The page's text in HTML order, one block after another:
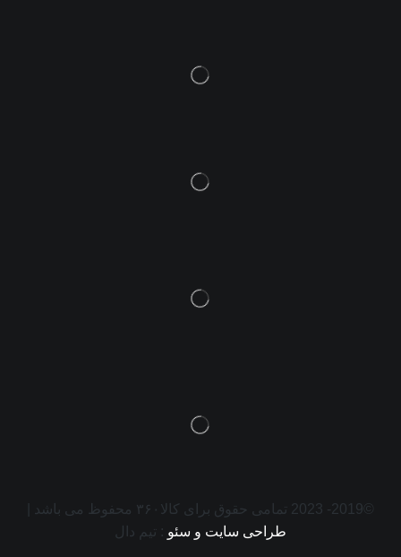
©2019- 2023 تمامی حقوق برای کالا۳۶۰ محفوظ می باشد |
طراحی سایت و سئو : تیم دال